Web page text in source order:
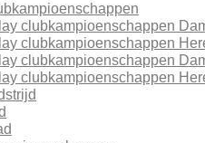
clubkampioenschappen
clubkampioenschappen
clubkampioenschappen
clubkampioenschappen